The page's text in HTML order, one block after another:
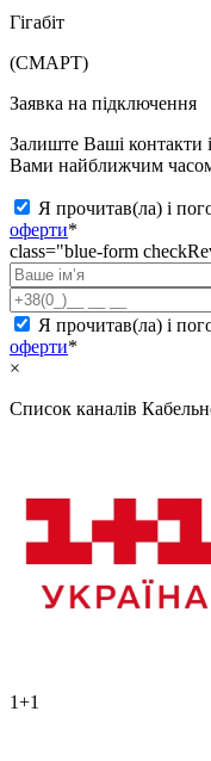
Гігабіт
(СМАРТ)
Заявка на підключення
Залиште Ваші контакти
Вами найближчим
Я прочитав(ла) і
оферти*
class="blue-form
Я прочитав(ла) і
оферти*
×
Список каналів
1+1